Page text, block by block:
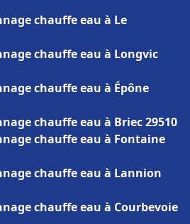
chauffe eau à Le
chauffe eau à Longvic
chauffe eau à Épône
chauffe eau à Briec 29510
chauffe eau à Fontaine
chauffe eau à Lannion
chauffe eau à Courbevoie